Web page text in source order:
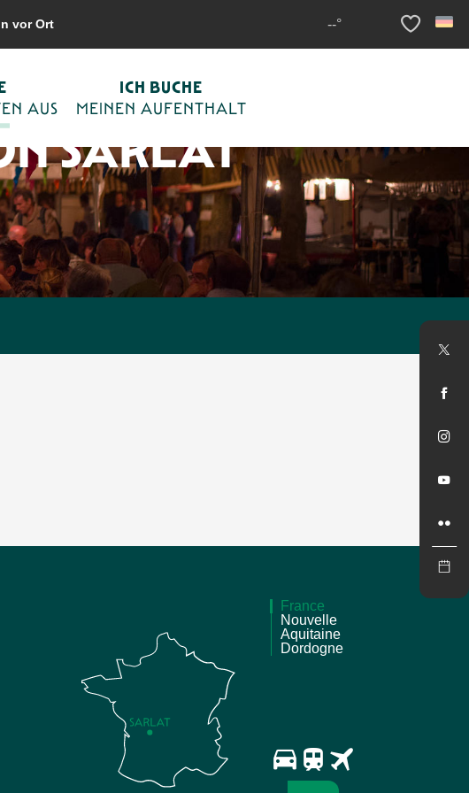
vor Ort
--°
Voir les
AUS
ICH BUCHE
MEINEN AUFENTHALT
SARLAT
France
Nouvelle
Aquitaine
Dordogne